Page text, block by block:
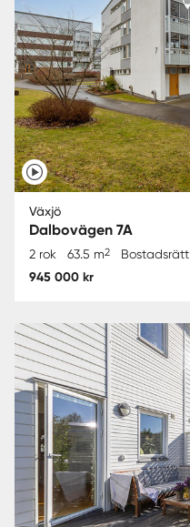
Växjö
Dalbovägen 7A
2 rok 63.5 m2 Bostadsrätt
945 000 kr